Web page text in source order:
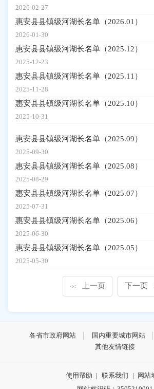
2026-02-27
惠安县县镇级河湖长名单（2026.01）
2026-01-30
惠安县县镇级河湖长名单（2025.12）
2025-12-23
惠安县县镇级河湖长名单（2025.11）
2025-11-28
惠安县县镇级河湖长名单（2025.10）
2025-10-31
惠安县县镇级河湖长名单（2025.09）
2025-09-30
惠安县县镇级河湖长名单（2025.08）
2025-08-29
惠安县县镇级河湖长名单（2025.07）
2025-07-31
惠安县县镇级河湖长名单（2025.06）
2025-06-30
惠安县县镇级河湖长名单（2025.05）
2025-05-30
<< 上一页 下一页
各省市政府网站 国内重要城市网站
其他友情链接
使用帮助 | 联系我们 | 网站